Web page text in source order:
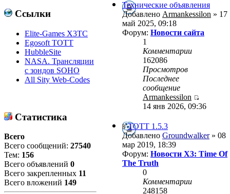
Ссылки
Elite-Games X3TC
Egosoft TOTT
HubbleSite
NASA. Трансляции
с зондов SOHO
All Sity Web-Codes
Статистика
Всего
Всего сообщений: 27540
Тем: 156
Всего объявлений 0
Всего закрепленных 11
Всего вложений 149
Технические объявления
Добавлено Armankessilon » 17
май 2025, 09:18
Форум: Новости сайта
1
Комментарии
162086
Просмотров
Последнее
сообщение
Armankessilon
14 янв 2026, 09:36
ТОТТ 1.5.3
Добавлено Groundwalker» 08
мар 2019, 18:39
Форум: Новости X3: Time Of
The Truth
0
Комментарии
248158